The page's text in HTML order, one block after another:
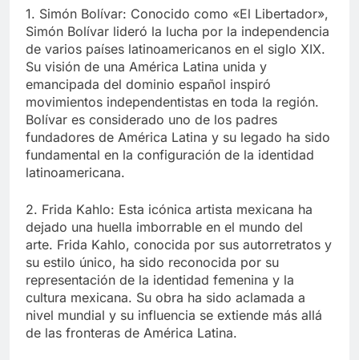
1. Simón Bolívar: Conocido como «El Libertador»,
Simón Bolívar lideró la lucha por la independencia
de varios países latinoamericanos en el siglo XIX.
Su visión de una América Latina unida y
emancipada del dominio español inspiró
movimientos independentistas en toda la región.
Bolívar es considerado uno de los padres
fundadores de América Latina y su legado ha sido
fundamental en la configuración de la identidad
latinoamericana.
2. Frida Kahlo: Esta icónica artista mexicana ha
dejado una huella imborrable en el mundo del
arte. Frida Kahlo, conocida por sus autorretratos y
su estilo único, ha sido reconocida por su
representación de la identidad femenina y la
cultura mexicana. Su obra ha sido aclamada a
nivel mundial y su influencia se extiende más allá
de las fronteras de América Latina.